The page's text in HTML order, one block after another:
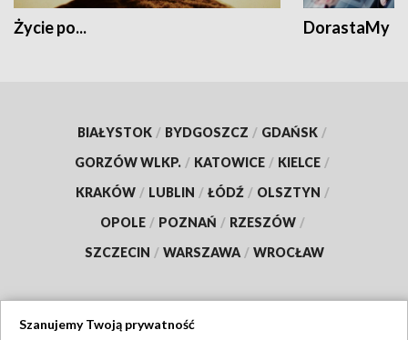
Życie po... DorastaMy
BIAŁYSTOK / BYDGOSZCZ / GDAŃSK /
GORZÓW WLKP. / KATOWICE / KIELCE /
KRAKÓW / LUBLIN / ŁÓDŹ / OLSZTYN /
OPOLE / POZNAŃ / RZESZÓW /
SZCZECIN / WARSZAWA / WROCŁAW
Szanujemy Twoją prywatność